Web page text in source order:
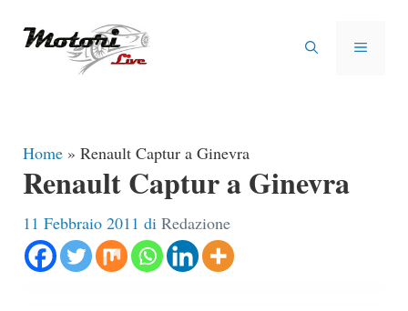
MENU
Home » Renault Captur a Ginevra
Renault Captur a Ginevra
11 Febbraio 2011 di Redazione